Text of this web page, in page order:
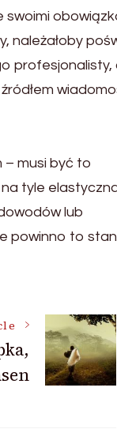
należałoby
profesjonalisty,
musi być to
tyle
lub
powinno to